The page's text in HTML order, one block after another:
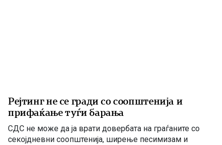
Рејтинг не се гради со соопштенија и
прифаќање туѓи барања
СДС не може да ја врати довербата на граѓаните со
секојдневни соопштенија, ширење песимизам и